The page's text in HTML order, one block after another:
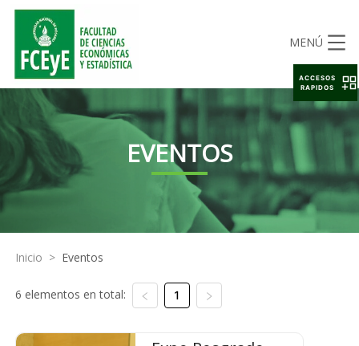
MENÚ
EVENTOS
Inicio > Eventos
6 elementos en total: 1
ACCESOS
RAPIDOS